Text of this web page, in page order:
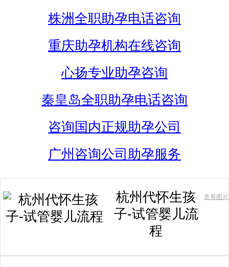
株洲全职助孕电话咨询
重庆助孕机构在线咨询
心扬专业助孕咨询
秦皇岛全职助孕电话咨询
咨询国内正规助孕公司
广州咨询公司助孕服务
杭州代怀生孩
子-试管婴儿流
程
查看图片